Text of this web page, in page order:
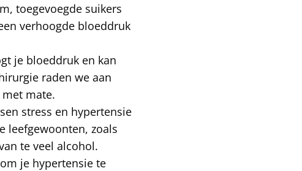
toegevoegde suikers
verhoogde bloeddruk
je bloeddruk en kan
raden we aan
mate.
stress en hypertensie
leefgewoonten, zoals
te veel alcohol.
je hypertensie te